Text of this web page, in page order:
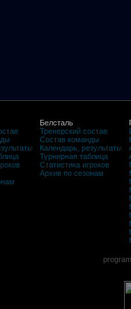
Белсталь
Тренерский состав
Состав команды
Календарь, результаты
Турнирная таблица
Статистика игроков
Архив по сезонам